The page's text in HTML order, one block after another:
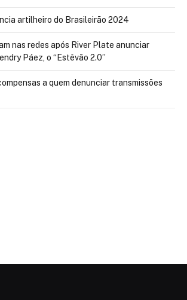
artilheiro do Brasileirão 2024
nas redes após River Plate anunciar
Páez, o “Estêvão 2.0”
a quem denunciar transmissões